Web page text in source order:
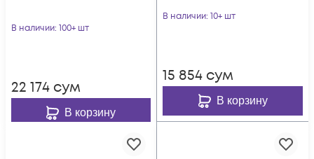
В наличии: 100+ шт
22 174 сум
В корзину
В наличии: 10+ шт
15 854 сум
В корзину